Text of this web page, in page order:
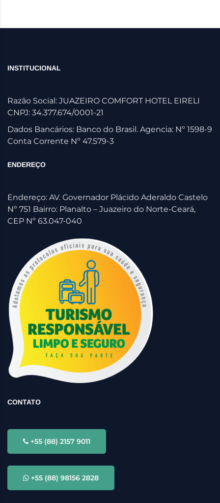
INSTITUCIONAL
Razão Social: JUAZEIRO COMFORT HOTEL EIRELI
CNPJ: 34.377.674/0001-21
Dados Bancários: Banco do Brasil. Agencia: Nº 1598-9
Conta Corrente Nº 47.579-3
ENDEREÇO
Endereço: AV. Governador Plácido Aderaldo Castelo
Nº 751 Bairro: Planalto – Juazeiro do Norte-Ceará,
CEP Nº 63.047-040
CONTATO
+55 (88) 2157 9011
+55 (88) 98156 2828